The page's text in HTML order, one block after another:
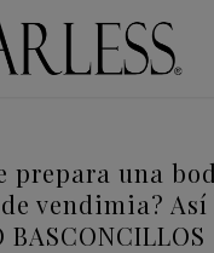
prepara una
vendimia? Así
BASCONCILLOS